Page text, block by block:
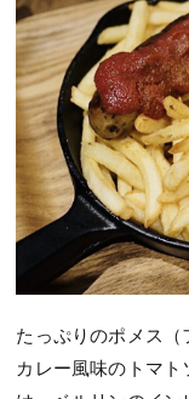
たっぷりのポメス（
カレー風味のトマト